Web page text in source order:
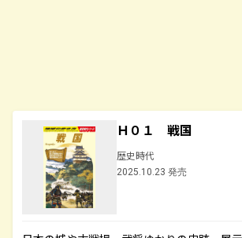
Ｈ０１ 戦国
歴史時代
2025.10.23 発売